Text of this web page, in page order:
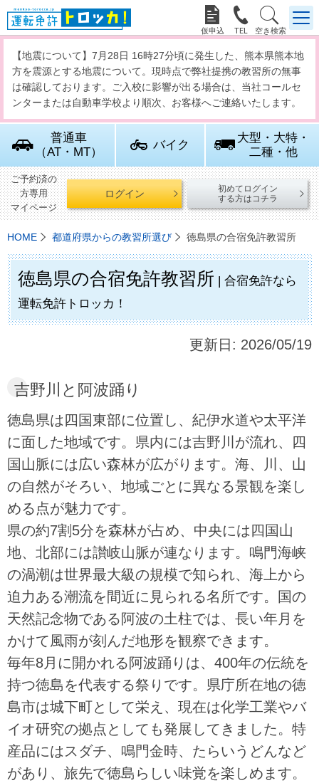
  
【地震について】7月28日 16時27分頃に発生した、熊本県熊本地
方を震源とする地震について。現時点で弊社提携の教習所の無事
は確認しております。ご入校に影響が出る場合は、当社コールセ
ンターまたは自動車学校より順次、お客様へご連絡いたします。
普通車
（AT・MT）
バイク
大型・大特・
二種・他
ご予約済の
方専用
マイページ
ログイン
初めてログイン
する方はコチラ
HOME 都道府県からの教習所選び 徳島県の合宿免許教習所
徳島県の合宿免許教習所 | 合宿免許なら
運転免許トロッカ！
更新日: 2026/05/19
吉野川と阿波踊り
徳島県は四国東部に位置し、紀伊水道や太平洋
に面した地域です。県内には吉野川が流れ、四
国山脈には広い森林が広がります。海、川、山
の自然がそろい、地域ごとに異なる景観を楽し
める点が魅力です。
県の約7割5分を森林が占め、中央には四国山
地、北部には讃岐山脈が連なります。鳴門海峡
の渦潮は世界最大級の規模で知られ、海上から
迫力ある潮流を間近に見られる名所です。国の
天然記念物である阿波の土柱では、長い年月を
かけて風雨が刻んだ地形を観察できます。
毎年8月に開かれる阿波踊りは、400年の伝統を
持つ徳島を代表する祭りです。県庁所在地の徳
島市は城下町として栄え、現在は化学工業やバ
イオ研究の拠点としても発展してきました。特
産品にはスダチ、鳴門金時、たらいうどんなど
があり、旅先で徳島らしい味覚を楽しめます。